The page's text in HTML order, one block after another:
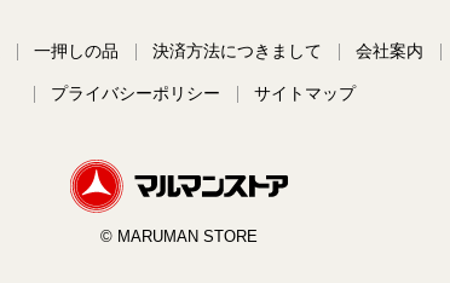
一押しの品 決済方法につきまして 会社案内
プライバシーポリシー サイトマップ
© MARUMAN STORE